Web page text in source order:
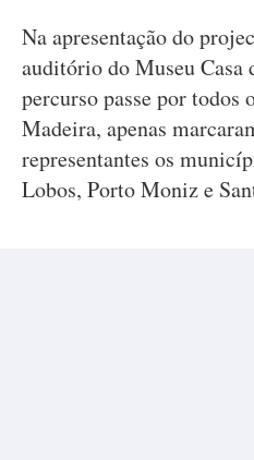
Na apresentação do
auditório do Museu Casa
percurso passe por todos
Madeira, apenas
representantes os
Lobos, Porto Moniz e